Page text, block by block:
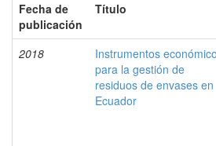
Fecha de
publicación
Título
2018
Instrumentos
para la gestión de
residuos de envases en
Ecuador